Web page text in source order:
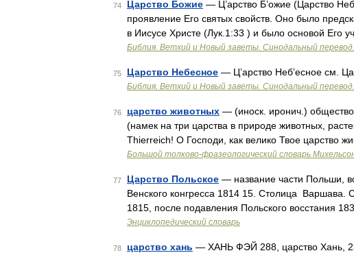
74 Царство Божие — Ц’арство Б’ожие (Царство
проявление Его святых свойств. Оно было
в Иисусе Христе (Лук.1:33 ) и было основой Его
Библия. Ветхий и Новый заветы. Синодальный
75 Царство Небесное — Ц’арство Неб’есное см.
Библия. Ветхий и Новый заветы. Синодальный
76 царство животных — (иноск. иронич.)
(намек на три царства в природе животных,
Thierreich! О Господи, как велико Твое царство
Большой толково-фразеологический словарь
77 Царство Польское — название части Польши,
Венского конгресса 1814 15. Столица Варшава.
1815, после подавления Польского восстания
Энциклопедический словарь
78 царство хань — ХАНЬ ФЭЙ 288, царство Хань,